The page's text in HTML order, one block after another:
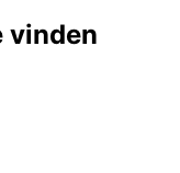
vinden